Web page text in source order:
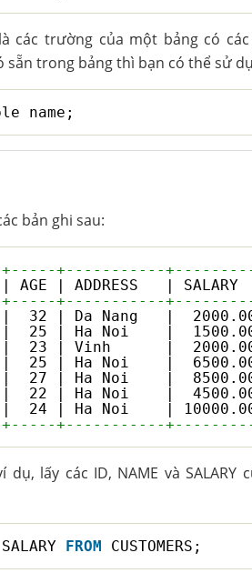
các trường của một bảng có
trong bảng thì bạn có thể sử
bản ghi sau:
+-----------
| AGE | ADDRESS   | SALARY
+-----------
32 | Da Nang   |
25 | Ha Noi    |
23 | Vinh      |
25 | Ha Noi    |
27 | Ha Noi    |
|  22 | Ha Noi    |
24 | Ha Noi    |
+-----------
lấy các ID, NAME và
FROM CUSTOMERS;